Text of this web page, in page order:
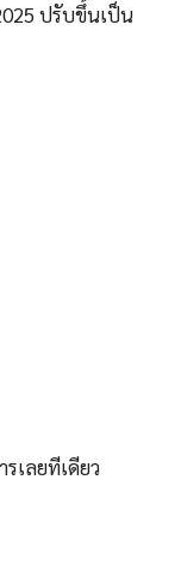
ปรับขึ้นเป็น
เลยทีเดียว